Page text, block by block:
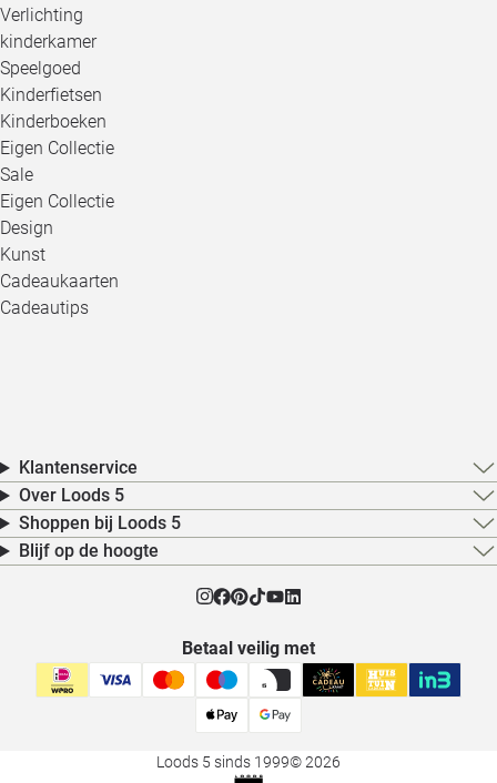
Verlichting
kinderkamer
Speelgoed
Kinderfietsen
Kinderboeken
Eigen Collectie
Sale
Eigen Collectie
Design
Kunst
Cadeaukaarten
Cadeautips
Klantenservice
Over Loods 5
Shoppen bij Loods 5
Blijf op de hoogte
Betaal veilig met
Loods 5 sinds 1999© 2026